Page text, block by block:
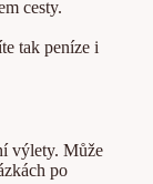
cesty.
tak peníze i
výlety. Může
po